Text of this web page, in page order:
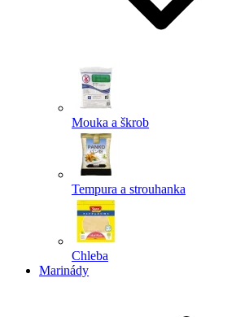
Mouka a škrob
Tempura a strouhanka
Chleba
Marinády
Powered by chaterimo